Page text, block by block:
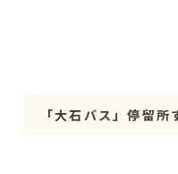
「大石バス」停留所